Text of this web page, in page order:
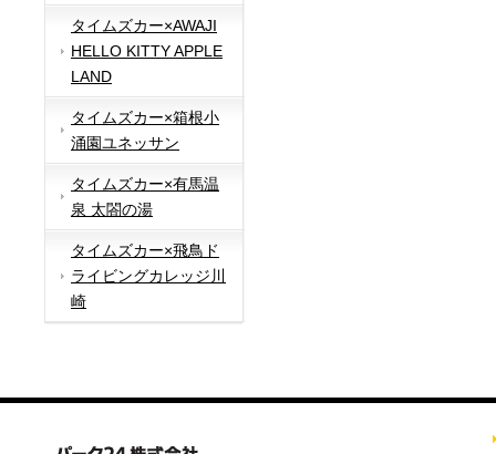
タイムズカー×AWAJI
HELLO KITTY APPLE
LAND
タイムズカー×箱根小
涌園ユネッサン
タイムズカー×有馬温
泉 太閤の湯
タイムズカー×飛鳥ド
ライビングカレッジ川
崎